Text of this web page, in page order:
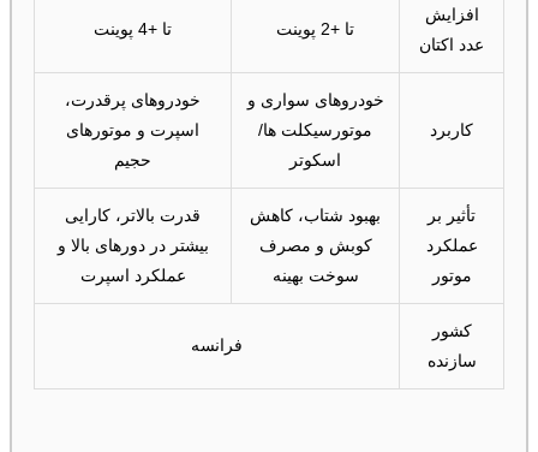
افزایش
عدد اکتان
تا +2 پوینت تا +4 پوینت
کاربرد
خودروهای سواری و
موتورسیکلت ها/
اسکوتر
خودروهای پرقدرت،
اسپرت و موتورهای
حجیم
تأثیر بر
عملکرد
موتور
بهبود شتاب، کاهش
کوبش و مصرف
سوخت بهینه
قدرت بالاتر، کارایی
بیشتر در دورهای بالا و
عملکرد اسپرت
کشور
سازنده
فرانسه